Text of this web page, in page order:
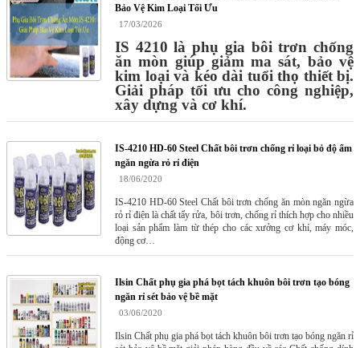
Bảo Vệ Kim Loại Tối Ưu
17/03/2026
IS 4210 là phụ gia bôi trơn chống
ăn mòn giúp giảm ma sát, bảo vệ
kim loại và kéo dài tuổi thọ thiết bị.
Giải pháp tối ưu cho công nghiệp,
xây dựng và cơ khí.
IS-4210 HD-60 Steel Chất bôi trơn chống rỉ loại bỏ độ ẩm
ngăn ngừa rỏ rỉ điện
18/06/2020
IS-4210 HD-60 Steel Chất bôi trơn chống ăn mòn ngăn ngừa
rỏ rỉ điện là chất tẩy rửa, bôi trơn, chống rỉ thích hợp cho nhiều
loại sản phẩm làm từ thép cho các xưởng cơ khí, máy móc,
động cơ…
Ilsin Chất phụ gia phá bọt tách khuôn bôi trơn tạo bóng
ngăn rỉ sét bảo vệ bề mặt
03/06/2020
Ilsin Chất phụ gia phá bọt tách khuôn bôi trơn tạo bóng ngăn rỉ